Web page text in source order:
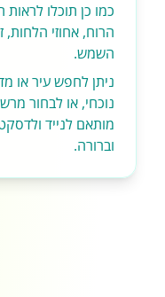
כמו כן תוכלו לראות
הרוח, אחוזי הלחות,
השמש.
ניתן לחפש עיר או
נוכחי, או לבחור
מותאם לנייד
וברורה.